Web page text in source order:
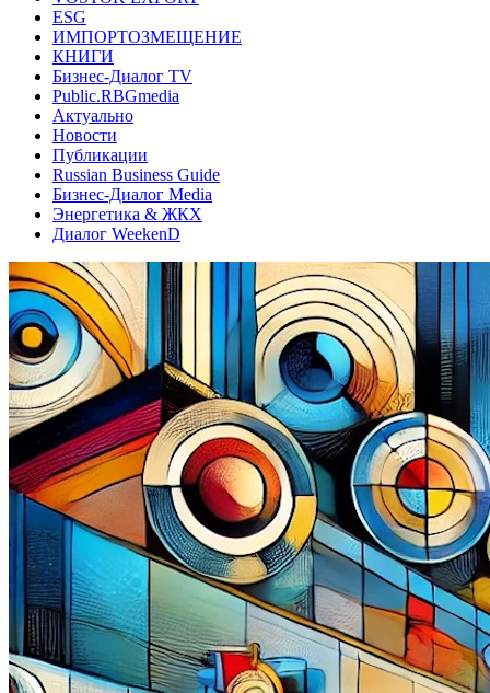
ESG
ИМПОРТОЗМЕЩЕНИЕ
КНИГИ
Бизнес-Диалог TV
Public.RBGmedia
Актуально
Новости
Публикации
Russian Business Guide
Бизнес-Диалог Media
Энергетика & ЖКХ
Диалог WeekenD